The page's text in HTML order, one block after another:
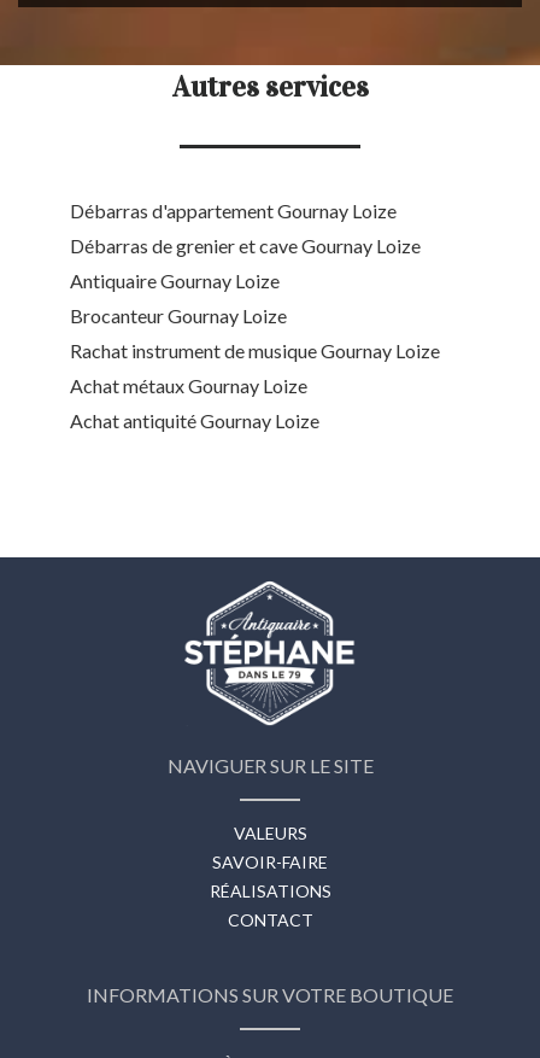
Autres services
Débarras d'appartement Gournay Loize
Débarras de grenier et cave Gournay Loize
Antiquaire Gournay Loize
Brocanteur Gournay Loize
Rachat instrument de musique Gournay Loize
Achat métaux Gournay Loize
Achat antiquité Gournay Loize
NAVIGUER SUR LE SITE
VALEURS
SAVOIR-FAIRE
RÉALISATIONS
CONTACT
INFORMATIONS SUR VOTRE BOUTIQUE